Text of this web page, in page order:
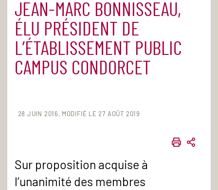
Accueil Actualités
JEAN-MARC BONNISSEAU,
ÉLU PRÉSIDENT DE
L’ÉTABLISSEMENT PUBLIC
CAMPUS CONDORCET
28 JUIN 2016 MODIFIÉ LE 27 AOÛT 2019
Sur proposition acquise à
l’unanimité des membres